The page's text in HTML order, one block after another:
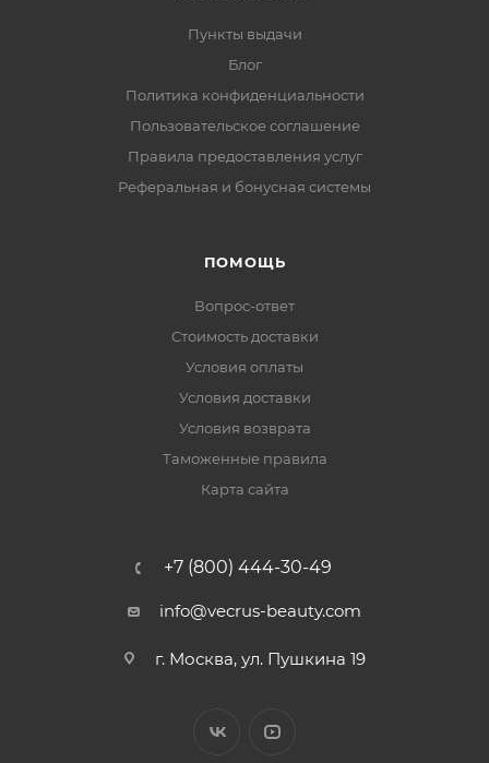
Пункты выдачи
Блог
Политика конфиденциальности
Пользовательское соглашение
Правила предоставления услуг
Реферальная и бонусная системы
ПОМОЩЬ
Вопрос-ответ
Стоимость доставки
Условия оплаты
Условия доставки
Условия возврата
Таможенные правила
Карта сайта
+7 (800) 444-30-49
info@vecrus-beauty.com
г. Москва, ул. Пушкина 19